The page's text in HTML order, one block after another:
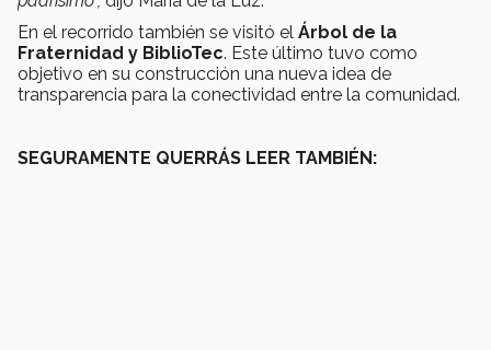
En el recorrido también se visitó el Árbol de la
Fraternidad y BiblioTec. Este último tuvo como
objetivo en su construcción una nueva idea de
transparencia para la conectividad entre la comunidad.
SEGURAMENTE QUERRÁS LEER TAMBIÉN: